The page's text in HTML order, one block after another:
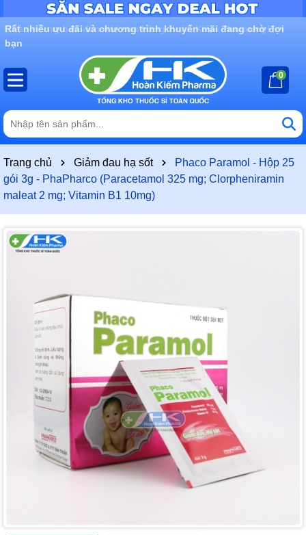
Rất nhiều ưu đãi và chương trình khuyến mãi đang chờ đợi
bạn
0
Trang chủ Giảm đau hạ sốt
Phaco Paramol - Hộp 25
gói 3g - PhaPharco (Paracetamol 325 mg; Clorpheniramin
maleat 2 mg; Vitamin B1 10mg)